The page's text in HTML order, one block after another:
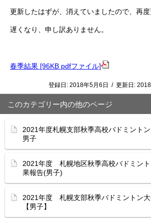
更新したはずが、消えていましたので、再度
遅くなり、申し訳ありません。
春季結果 [96KB pdfファイル]
登録日: 2018年5月6日 / 更新日:
このカテゴリー内の他のページ
2021年度札幌支部秋季高校バドミント
男子
2021年度 札幌地区秋季高校バドミン
果報告(男子)
2021年度 札幌支部秋季バドミントン
【男子】